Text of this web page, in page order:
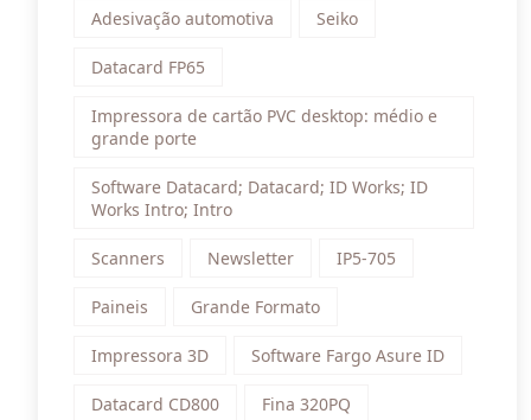
Adesivação automotiva Seiko
Datacard FP65
Impressora de cartão PVC desktop: médio e
grande porte
Software Datacard; Datacard; ID Works; ID
Works Intro; Intro
Scanners Newsletter IP5-705
Paineis Grande Formato
Impressora 3D Software Fargo Asure ID
Datacard CD800 Fina 320PQ